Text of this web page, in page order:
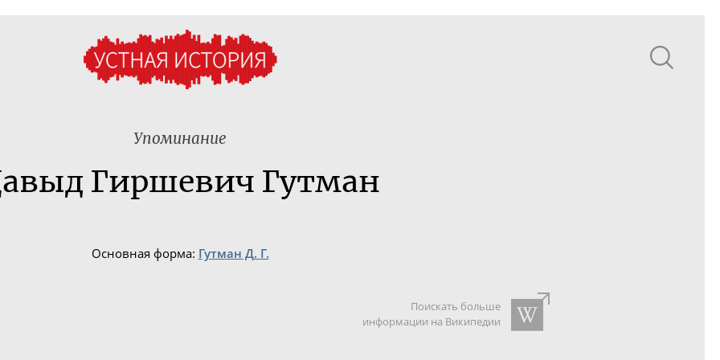
Упоминание
Гиршевич Гутман
Основная форма: Гутман Д. Г.
Поискать больше
информации на Википедии